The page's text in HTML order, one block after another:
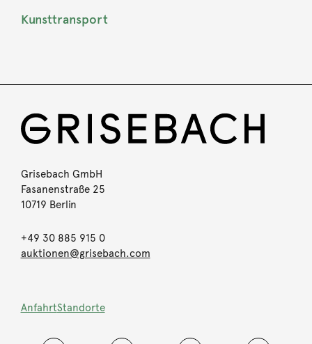
Kunsttransport
Grisebach GmbH
Fasanenstraße 25
10719 Berlin
+49 30 885 915 0
auktionen@grisebach.com
AnfahrtStandorte